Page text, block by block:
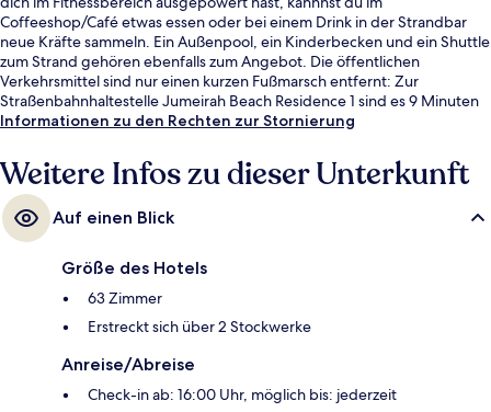
Coffeeshop/Café etwas essen oder bei einem Drink in der Strandbar
neue Kräfte sammeln. Ein Außenpool, ein Kinderbecken und ein Shuttle
zum Strand gehören ebenfalls zum Angebot. Die öffentlichen
Verkehrsmittel sind nur einen kurzen Fußmarsch entfernt: Zur
Straßenbahnhaltestelle Jumeirah Beach Residence 1 sind es 9 Minuten
und zur Straßenbahnhaltestelle Jumeirah Beach Residence 2 11
Informationen zu den Rechten zur Stornierung
Weitere Infos zu dieser Unterkunft
Auf einen Blick
Größe des Hotels
63 Zimmer
Erstreckt sich über 2 Stockwerke
Anreise/Abreise
Check-in ab: 16:00 Uhr, möglich bis: jederzeit